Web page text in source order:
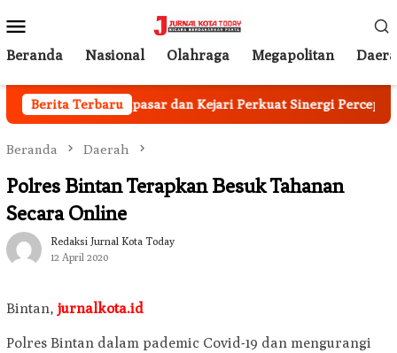
ke
kontenMobile
Beranda Nasional Olahraga Megapolitan
Berita Terbaru
Pemkot Denpasar dan Kejari Perkuat Sinergi Percepat
Beranda Daerah
Polres Bintan Terapkan Besuk Tahanan
Secara Online
Redaksi Jurnal Kota Today
12 April 2020
Bintan, jurnalkota.id
Polres Bintan dalam pademic Covid-19 dan mengurangi